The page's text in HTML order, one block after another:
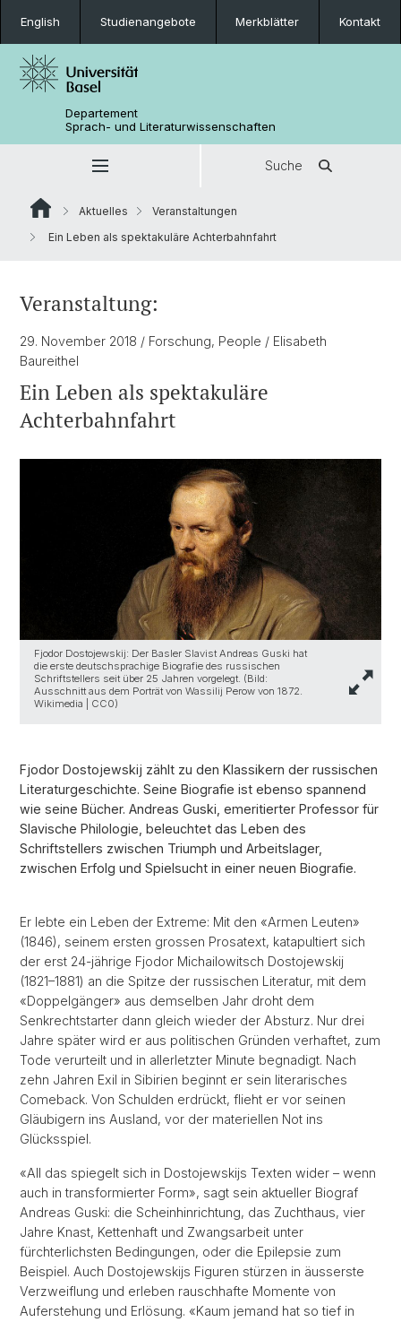
English Studienangebote Merkblätter Kontakt
Departement
Sprach- und Literaturwissenschaften
Suche
Aktuelles
Veranstaltungen
Ein Leben als spektakuläre Achterbahnfahrt
Veranstaltung:
29. November 2018 / Forschung, People / Elisabeth
Baureithel
Ein Leben als spektakuläre
Achterbahnfahrt
Fjodor Dostojewskij: Der Basler Slavist Andreas Guski hat
die erste deutschsprachige Biografie des russischen
Schriftstellers seit über 25 Jahren vorgelegt. (Bild:
Ausschnitt aus dem Porträt von Wassilij Perow von 1872.
Wikimedia | CC0)
Fjodor Dostojewskij zählt zu den Klassikern der russischen
Literaturgeschichte. Seine Biografie ist ebenso spannend
wie seine Bücher. Andreas Guski, emeritierter Professor für
Slavische Philologie, beleuchtet das Leben des
Schriftstellers zwischen Triumph und Arbeitslager,
zwischen Erfolg und Spielsucht in einer neuen Biografie.
Er lebte ein Leben der Extreme: Mit den «Armen Leuten»
(1846), seinem ersten grossen Prosatext, katapultiert sich
der erst 24-jährige Fjodor Michailowitsch Dostojewskij
(1821–1881) an die Spitze der russischen Literatur, mit dem
«Doppelgänger» aus demselben Jahr droht dem
Senkrechtstarter dann gleich wieder der Absturz. Nur drei
Jahre später wird er aus politischen Gründen verhaftet, zum
Tode verurteilt und in allerletzter Minute begnadigt. Nach
zehn Jahren Exil in Sibirien beginnt er sein literarisches
Comeback. Von Schulden erdrückt, flieht er vor seinen
Gläubigern ins Ausland, vor der materiellen Not ins
Glücksspiel.
«All das spiegelt sich in Dostojewskijs Texten wider – wenn
auch in transformierter Form», sagt sein aktueller Biograf
Andreas Guski: die Scheinhinrichtung, das Zuchthaus, vier
Jahre Knast, Kettenhaft und Zwangsarbeit unter
fürchterlichsten Bedingungen, oder die Epilepsie zum
Beispiel. Auch Dostojewskijs Figuren stürzen in äusserste
Verzweiflung und erleben rauschhafte Momente von
Auferstehung und Erlösung. «Kaum jemand hat so tief in